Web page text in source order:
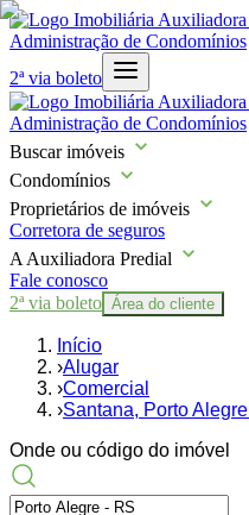
2ª via boleto
Buscar imóveis
Condomínios
Proprietários de imóveis
Corretora de seguros
A Auxiliadora Predial
Fale conosco
2ª via boleto Área do cliente
Início
›Alugar
›Comercial
›Santana, Porto
Onde ou código do imóvel